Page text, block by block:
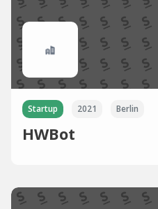
Startup 2021 Berlin
HWBot